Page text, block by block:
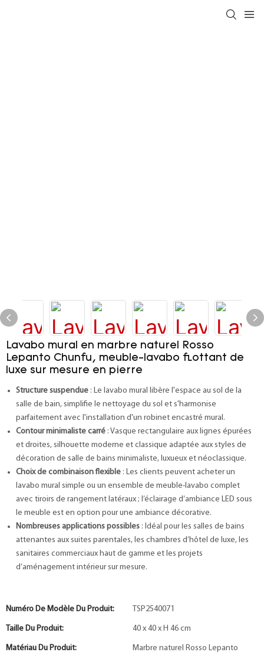
Lavabo mural en marbre naturel Rosso
Lepanto Chunfu, meuble-lavabo flottant de
luxe sur mesure en pierre
Structure suspendue: Le lavabo mural libère l'espace au sol de la
salle de bain, simplifie le nettoyage du sol et s'harmonise
parfaitement avec l'installation d'un robinet encastré mural.
Contour minimaliste carré: Vasque rectangulaire aux lignes épurées
et droites, silhouette moderne et classique adaptée aux styles de
décoration de salle de bains minimaliste, luxueux et néoclassique.
Choix de combinaison flexible: Les clients peuvent acheter un
lavabo mural simple ou un ensemble de meuble-lavabo complet
avec tiroirs de rangement latéraux ; l’éclairage d’ambiance LED sous
le meuble est en option pour une ambiance décorative.
Nombreuses applications possibles: Idéal pour les salles de bains
attenantes aux suites parentales, les chambres d’hôtel de luxe, les
sanitaires commerciaux haut de gamme et les projets
d’aménagement intérieur sur mesure.
Numéro De Modèle Du Produit: TSP2540071
Taille Du Produit: 40 x 40 x H 46 cm
Matériau Du Produit: Marbre naturel Rosso Lepanto